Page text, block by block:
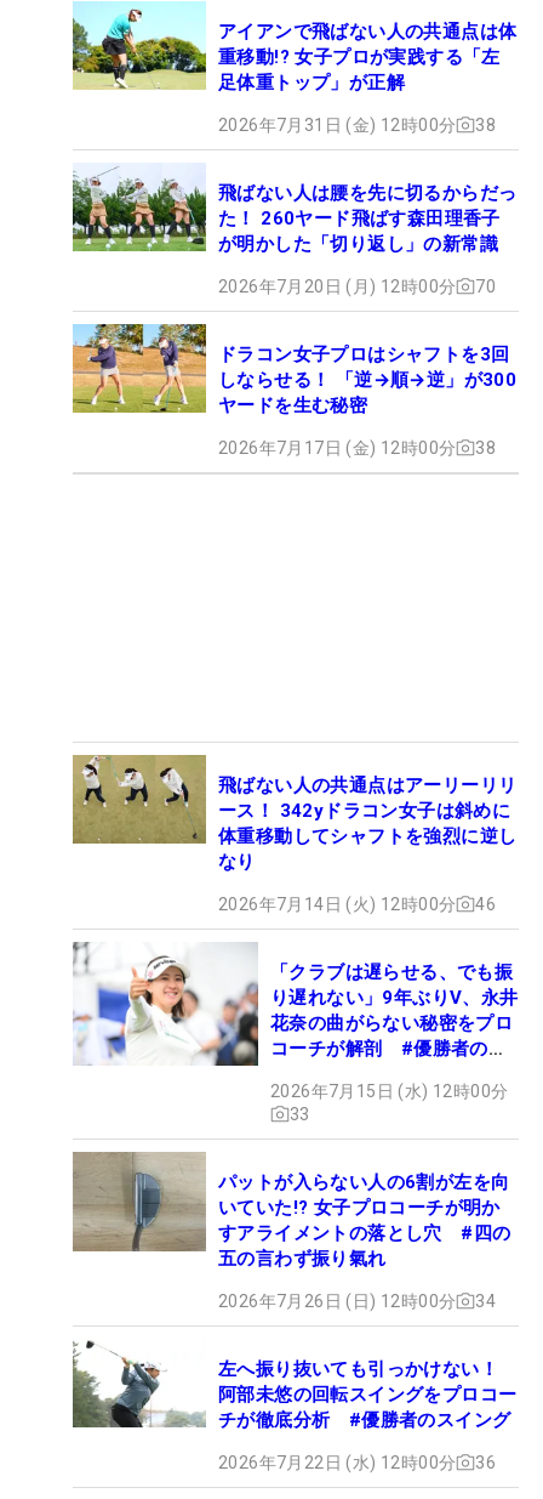
アイアンで飛ばない人の共通点は体
重移動!? 女子プロが実践する「左
足体重トップ」が正解
2026年7月31日 (金) 12時00分 38
飛ばない人は腰を先に切るからだっ
た！ 260ヤード飛ばす森田理香子
が明かした「切り返し」の新常識
2026年7月20日 (月) 12時00分 70
ドラコン女子プロはシャフトを3回
しならせる！ 「逆→順→逆」が300
ヤードを生む秘密
2026年7月17日 (金) 12時00分 38
飛ばない人の共通点はアーリーリリ
ース！ 342yドラコン女子は斜めに
体重移動してシャフトを強烈に逆し
なり
2026年7月14日 (火) 12時00分 46
「クラブは遅らせる、でも振
り遅れない」9年ぶりV、永井
花奈の曲がらない秘密をプロ
コーチが解剖 #優勝者のス
2026年7月15日 (水) 12時00分
33
パットが入らない人の6割が左を向
いていた!? 女子プロコーチが明か
すアライメントの落とし穴 #四の
五の言わず振り氣れ
2026年7月26日 (日) 12時00分 34
左へ振り抜いても引っかけない！
阿部未悠の回転スイングをプロコー
チが徹底分析 #優勝者のスイング
2026年7月22日 (水) 12時00分 36